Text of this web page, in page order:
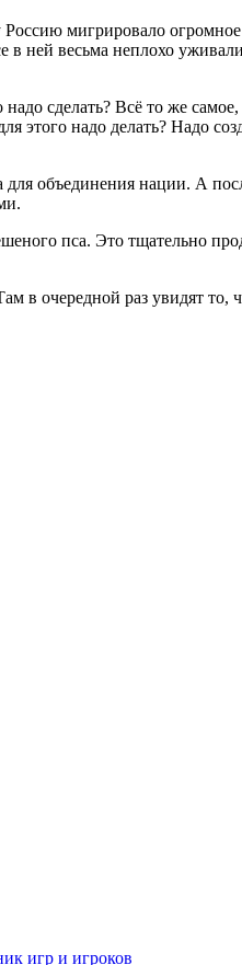
мигрировало
ней весьма неплохо
сделать? Всё то же
надо делать? Надо
объединения нации. А
пса. Это тщательно
в очередной раз увидят